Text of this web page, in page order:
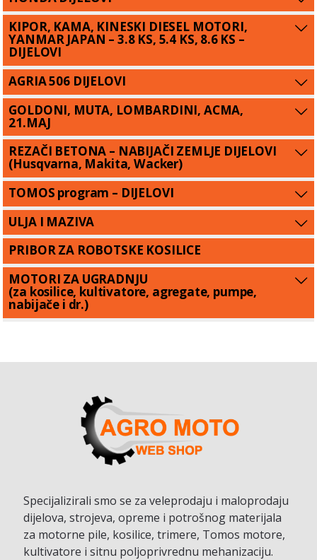
KIPOR, KAMA, KINESKI DIESEL MOTORI,
YANMAR JAPAN – 3.8 KS, 5.4 KS, 8.6 KS –
DIJELOVI
AGRIA 506 DIJELOVI
GOLDONI, MUTA, LOMBARDINI, ACMA,
21.MAJ
REZAČI BETONA – NABIJAČI ZEMLJE DIJELOVI
(Husqvarna, Makita, Wacker)
TOMOS program – DIJELOVI
ULJA I MAZIVA
PRIBOR ZA ROBOTSKE KOSILICE
MOTORI ZA UGRADNJU
(za kosilice, kultivatore, agregate, pumpe,
nabijače i dr.)
Specijalizirali smo se za veleprodaju i maloprodaju
dijelova, strojeva, opreme i potrošnog materijala
za motorne pile, kosilice, trimere, Tomos motore,
kultivatore i sitnu poljoprivrednu mehanizaciju.